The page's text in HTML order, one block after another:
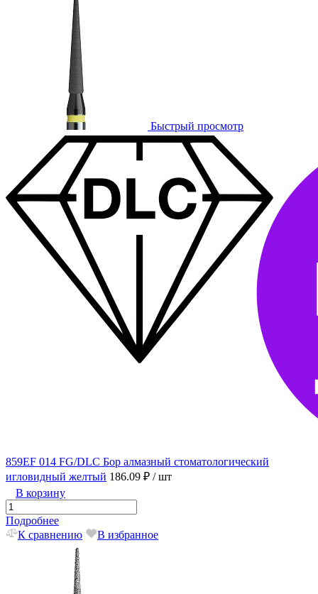
Быстрый просмотр
859EF 014 FG/DLC Бор алмазный стоматологический
игловидный желтый 186.09 ₽ / шт
В корзину
Подробнее
К сравнению
В избранное